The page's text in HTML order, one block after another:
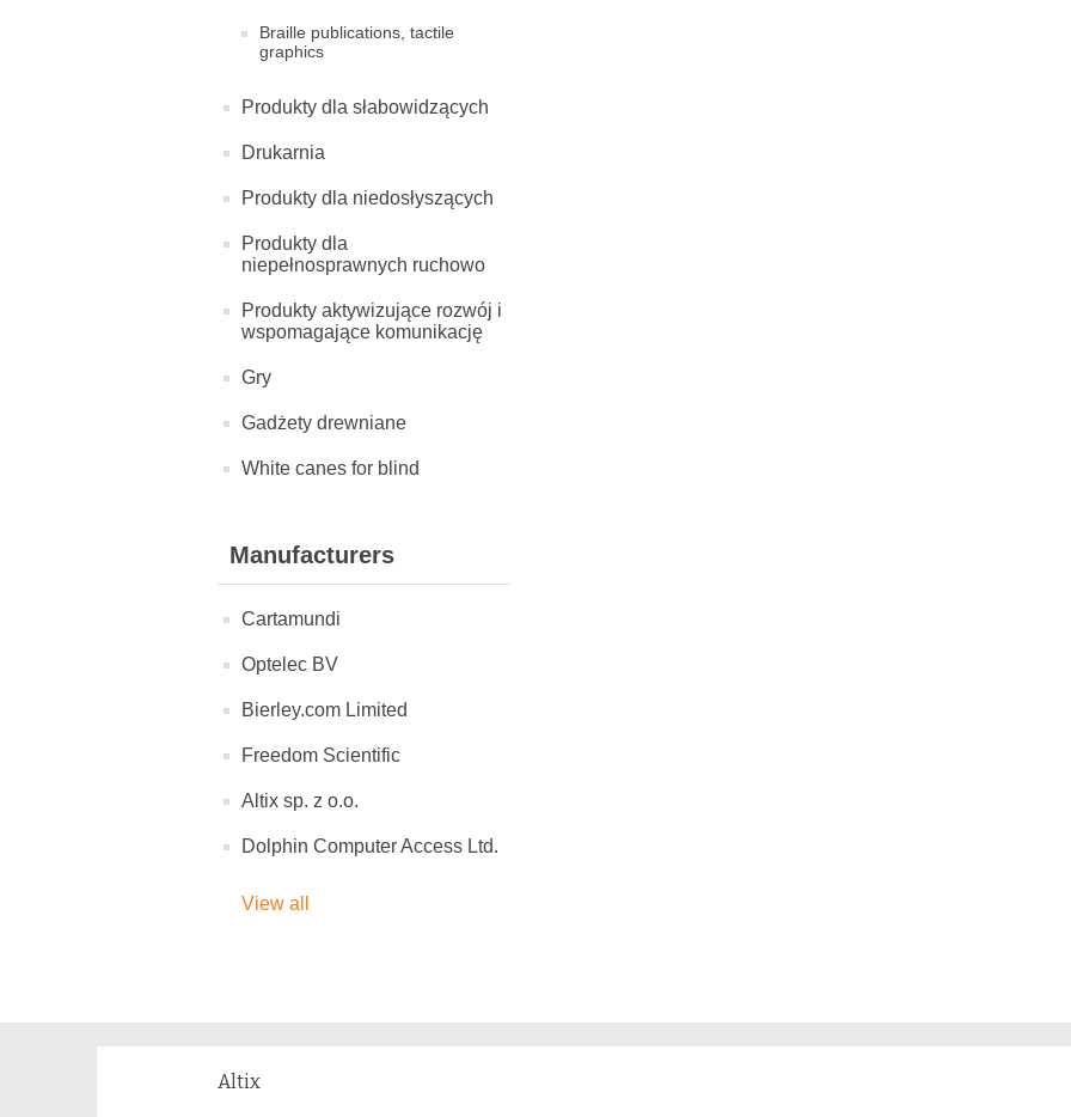
Braille publications, tactile
graphics
Produkty dla słabowidzących
Drukarnia
Produkty dla niedosłyszących
Produkty dla
niepełnosprawnych ruchowo
Produkty aktywizujące rozwój i
wspomagające komunikację
Gry
Gadżety drewniane
White canes for blind
Manufacturers
Cartamundi
Optelec BV
Bierley.com Limited
Freedom Scientific
Altix sp. z o.o.
Dolphin Computer Access Ltd.
View all
Altix